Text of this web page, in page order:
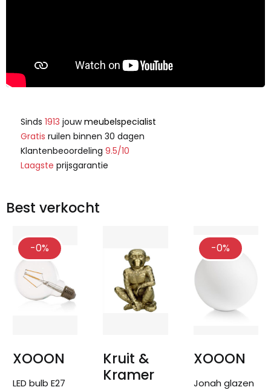
Sinds 1913 jouwmeubelspecialist
Gratis ruilen binnen 30 dagen
Klantenbeoordeling 9.5/10
Laagste prijsgarantie
Best verkocht
-0%
XOOON
LED bulb E27
Kruit &
Kramer
-0%
XOOON
Jonah glazen